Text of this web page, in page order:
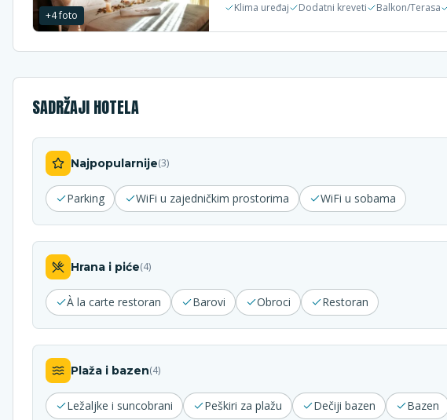
+4foto
Klima uređaj
Dodatni kreveti Balkon/Terasa
SADRŽAJI HOTELA
Najpopularnije(3)
Parking WiFi u zajedničkim prostorima WiFi u sobama
Hrana i piće(4)
À la carte restoran Barovi Obroci Restoran
Plaža i bazen(4)
Ležaljke i suncobrani Peškiri za plažu Dečiji bazen Bazen